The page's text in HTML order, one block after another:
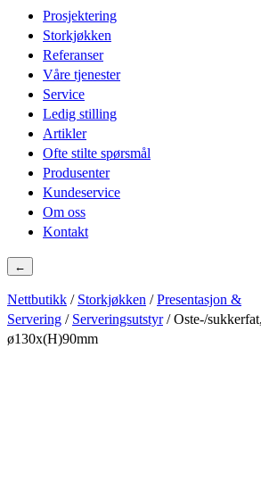
Prosjektering
Storkjøkken
Referanser
Våre tjenester
Service
Ledig stilling
Artikler
Ofte stilte spørsmål
Produsenter
Kundeservice
Om oss
Kontakt
←
Nettbutikk / Storkjøkken /Presentasjon &
Servering / Serveringsutstyr/ Oste-/
ø130x(H)90mm